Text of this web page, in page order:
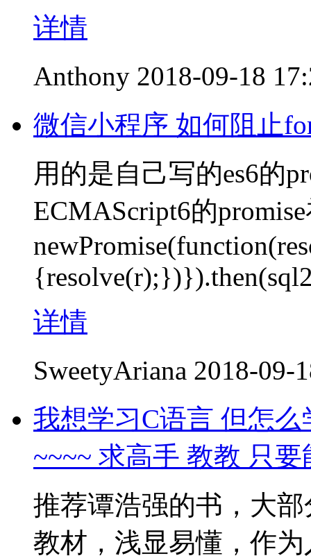
详情
Anthony 2018-09-18
微信小程序 如何阻止
用的是自己写的es6的
ECMAScript6的
详情
SweetyAriana 2018-09-
我想学习C语言 但怎
~~~~ 求高手 教教 只
推荐谭浩强的书，大
教材，浅显易懂，作